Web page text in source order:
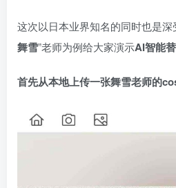
这次以日本业界知名的同时也是深
舞雪”老师为例给大家演示AI智能替
首先从本地上传一张舞雪老师的